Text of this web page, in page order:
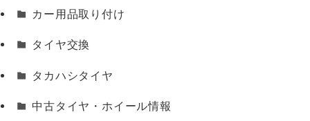
カー用品取り付け
タイヤ交換
タカハシタイヤ
中古タイヤ・ホイール情報